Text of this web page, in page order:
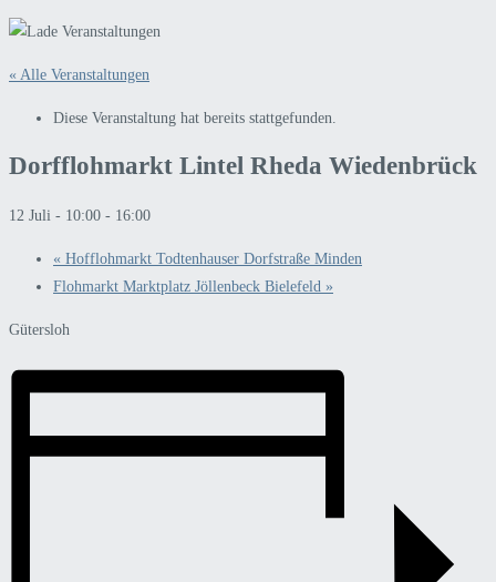
« Alle Veranstaltungen
Diese Veranstaltung hat bereits stattgefunden.
Dorfflohmarkt Lintel Rheda Wiedenbrück
12 Juli - 10:00 - 16:00
« Hofflohmarkt Todtenhauser Dorfstraße Minden
Flohmarkt Marktplatz Jöllenbeck Bielefeld »
Gütersloh